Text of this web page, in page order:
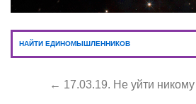
НАЙТИ ЕДИНОМЫШЛЕННИКОВ
← 17.03.19. Не уйти никому